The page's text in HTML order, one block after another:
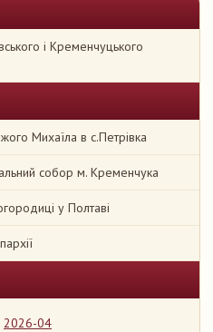
і Кременчуцького
Михаїла в с.Петрівка
собор м. Кременчука
у Полтаві
2026-04